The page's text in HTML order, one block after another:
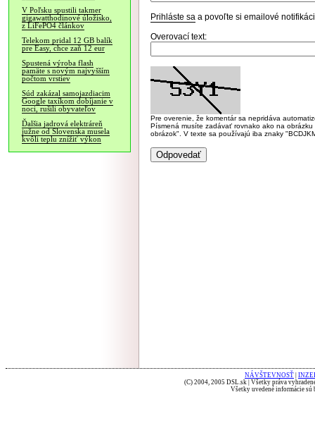
V Poľsku spustili takmer
gigawatthodinové úložisko,
z LiFePO4 článkov
Telekom pridal 12 GB balík
pre Easy, chce zaň 12 eur
Spustená výroba flash
pamäte s novým najvyšším
počtom vrstiev
Súd zakázal samojazdiacim
Google taxíkom dobíjanie v
noci, rušili obyvateľov
Ďalšia jadrová elektráreň
južne od Slovenska musela
kvôli teplu znížiť výkon
Prihláste sa a povoľte si emailové
Overovací text:
Pre overenie, že komentár sa nepridáva
Písmená musíte zadávať rovnako ako na
obrázok". V texte sa používajú iba znaky
NÁVŠTEVNOSŤ
(C) 2004, 2005 DSL.sk | Všetky práva
Všetky uvedené informácie sú